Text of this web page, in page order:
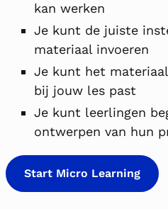
kan werken
Je kunt de juiste
materiaal invoeren
Je kunt het
bij jouw les past
Je kunt leerlingen
ontwerpen van hun
Start Micro Learning